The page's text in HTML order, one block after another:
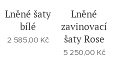
Lněné šaty
bílé
2 585,00 Kč
Lněné
zavinovací
šaty Rose
5 250,00 Kč